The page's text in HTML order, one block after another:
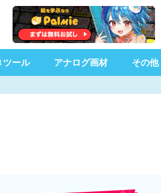
ツール アナログ画材 その他